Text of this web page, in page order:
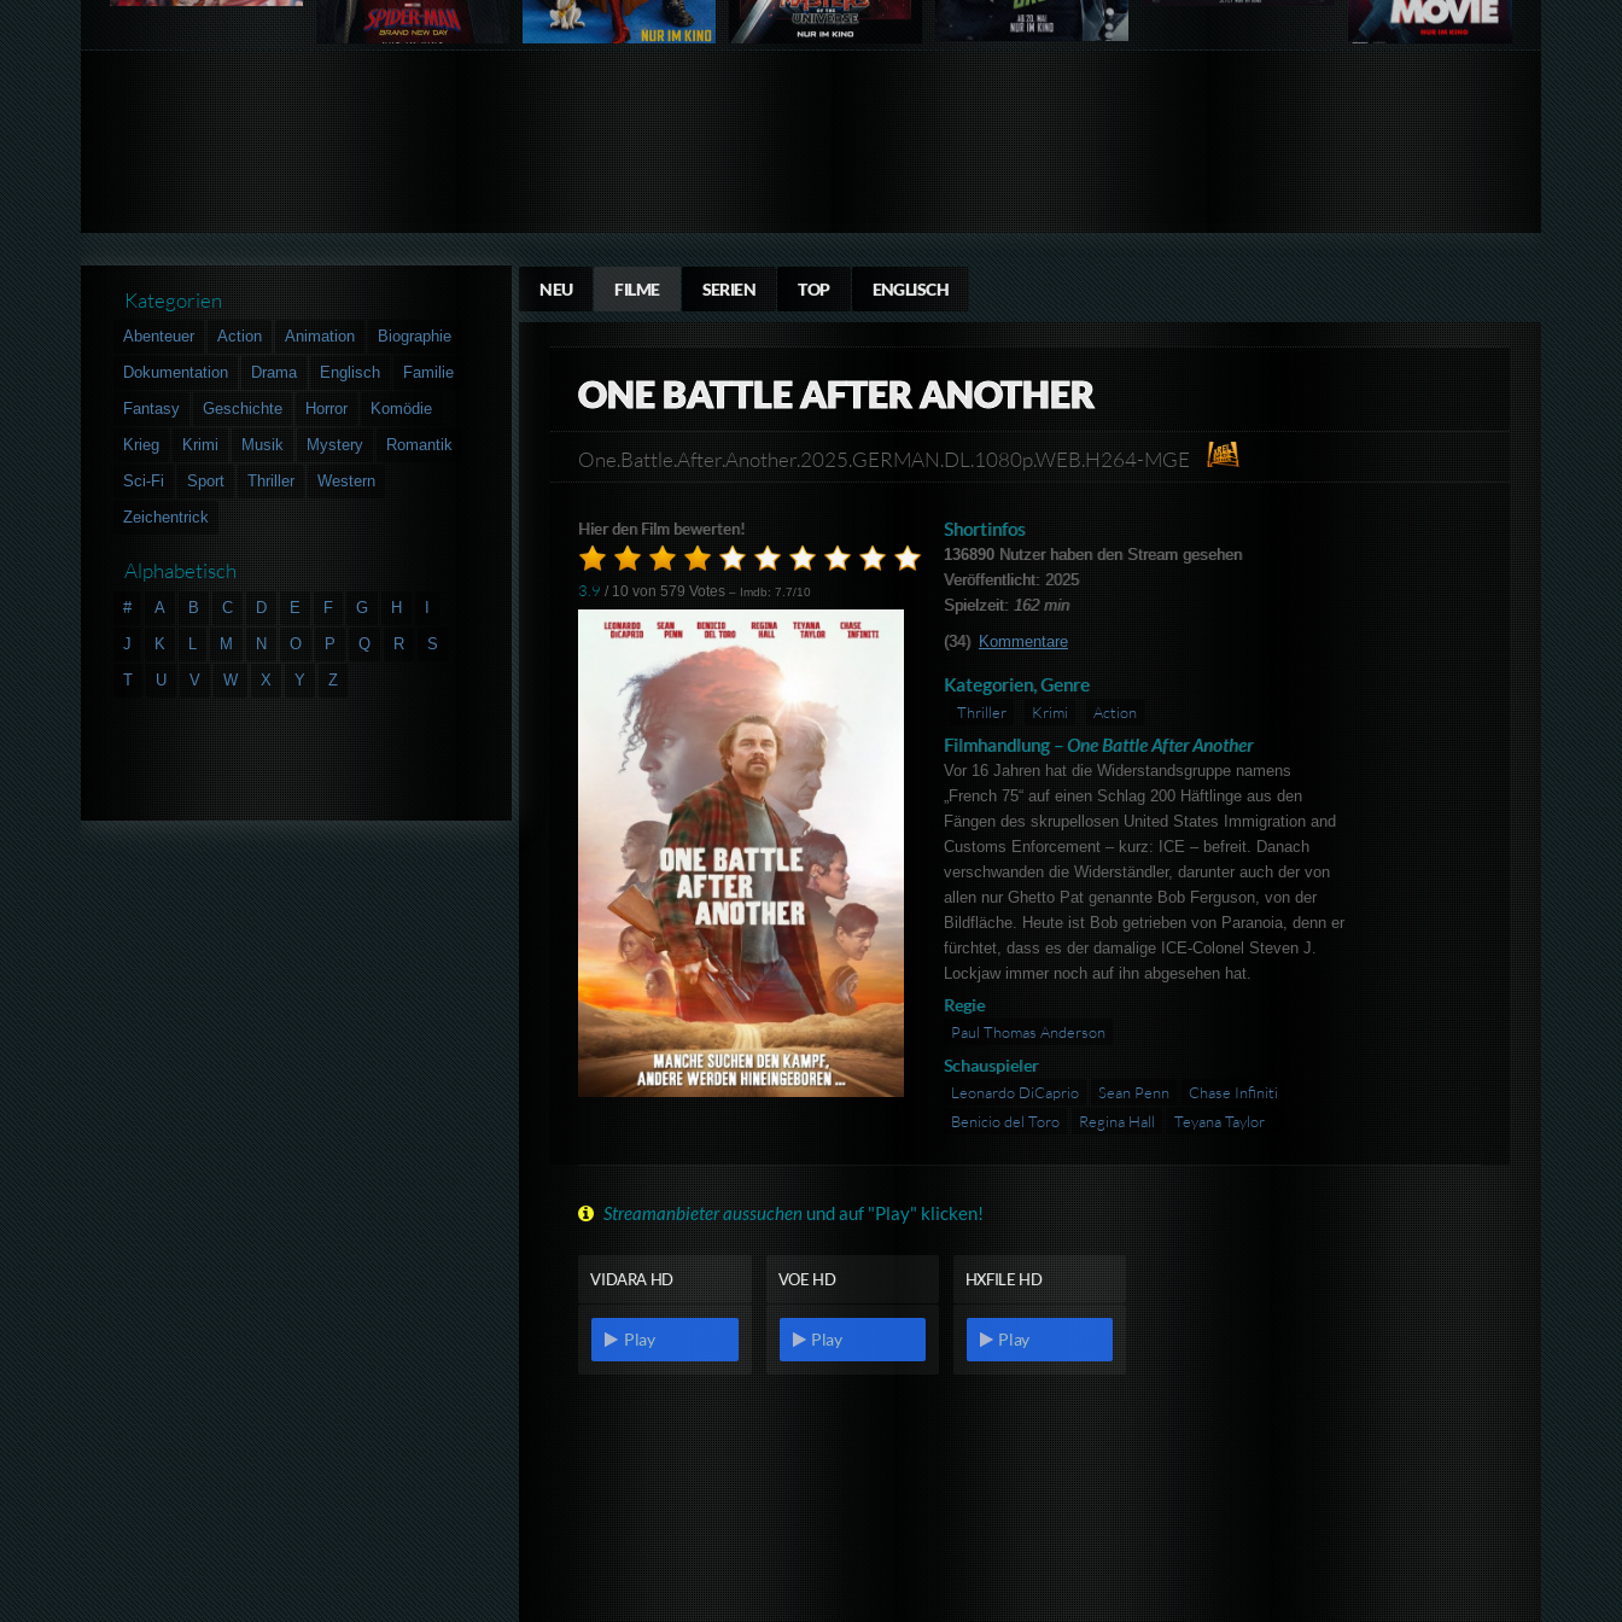
NEU FILME SERIEN TOP ENGLISCH
ONE BATTLE AFTER ANOTHER
One.Battle.After.Another.2025.GERMAN.DL.1080p.WEB.H264-MGE
Hier den Film bewerten!
3.9 / 10 von579 Votes – Imdb: 7.7/10
Shortinfos
136890Nutzer haben den Stream gesehen
Veröffentlicht: 2025
Spielzeit: 162 min
(34) Kommentare
Kategorien, Genre
Thriller Krimi Action
Filmhandlung –One Battle After Another
Vor 16 Jahren hat die Widerstandsgruppe namens
„French 75“ auf einen Schlag 200 Häftlinge aus den
Fängen des skrupellosen United States Immigration and
Customs Enforcement – kurz: ICE – befreit. Danach
verschwanden die Widerständler, darunter auch der von
allen nur Ghetto Pat genannte Bob Ferguson, von der
Bildfläche. Heute ist Bob getrieben von Paranoia, denn er
fürchtet, dass es der damalige ICE-Colonel Steven J.
Lockjaw immer noch auf ihn abgesehen hat.
Regie
Paul Thomas Anderson
Schauspieler
Leonardo DiCaprio Sean Penn
Chase Infiniti
Benicio del Toro
Regina Hall Teyana Taylor
Streamanbieter aussuchen und auf "Play" klicken!
VIDARA HD
Play
VOE HD
Play
HXFILE HD
Play
Kategorien
Abenteuer Action Animation
Biographie
Dokumentation
Drama Englisch
Familie
Fantasy
Geschichte Horror
Komödie
Krieg
Krimi Musik Mystery
Romantik
Sci-Fi
Sport Thriller
Western
Zeichentrick
Alphabetisch
# A B C D E F G H
J
K L M N O P Q R
S
T
U V W X Y Z